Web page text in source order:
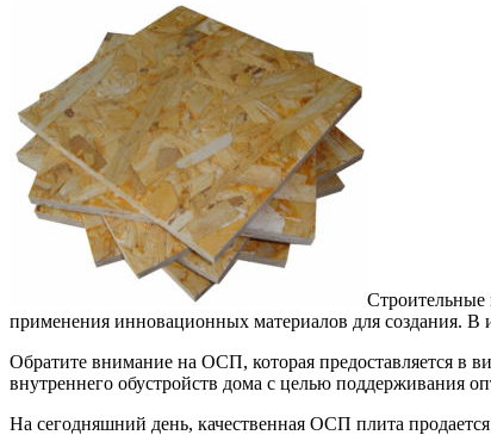
Строительные
применения инновационных материалов для создания. В
Обратите внимание на ОСП, которая предоставляется в
внутреннего обустройств дома с целью поддерживания
На сегодняшний день, качественная ОСП плита